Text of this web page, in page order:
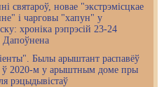
святароў, новае "экстрэмісцкае
і чарговы "хапун" у
хроніка рэпрэсій 23-24
Дапоўнена
Былы арыштант распавёў
ў 2020-м у арыштным доме пры
рэцыдывістаў